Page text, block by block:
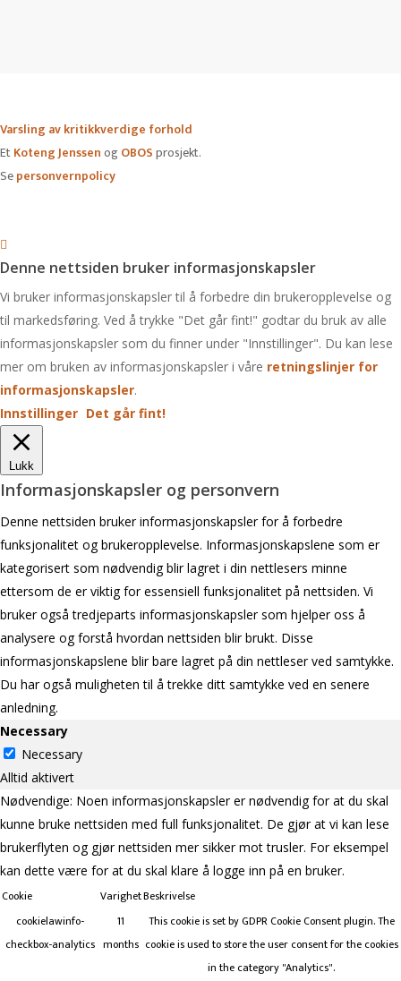
Varsling av kritikkverdige forhold
EtKoteng JenssenogOBOSprosjekt.
Sepersonvernpolicy
Denne nettsiden bruker informasjonskapsler
Vi bruker informasjonskapsler til å forbedre din brukeropplevelse og
til markedsføring. Ved å trykke "Det går fint!" godtar du bruk av alle
informasjonskapsler som du finner under "Innstillinger". Du kan lese
mer om bruken av informasjonskapsler i våre retningslinjer for
informasjonskapsler.
Innstillinger Det går fint!
Lukk
Informasjonskapsler og personvern
Denne nettsiden bruker informasjonskapsler for å forbedre
funksjonalitet og brukeropplevelse. Informasjonskapslene som er
kategorisert som nødvendig blir lagret i din nettlesers minne
ettersom de er viktig for essensiell funksjonalitet på nettsiden. Vi
bruker også tredjeparts informasjonskapsler som hjelper oss å
analysere og forstå hvordan nettsiden blir brukt. Disse
informasjonskapslene blir bare lagret på din nettleser ved samtykke.
Du har også muligheten til å trekke ditt samtykke ved en senere
anledning.
Necessary
Necessary
Alltid aktivert
Nødvendige: Noen informasjonskapsler er nødvendig for at du skal
kunne bruke nettsiden med full funksjonalitet. De gjør at vi kan lese
brukerflyten og gjør nettsiden mer sikker mot trusler. For eksempel
kan dette være for at du skal klare å logge inn på en bruker.
Cookie VarighetBeskrivelse
cookielawinfo-
checkbox-analytics
11
months
This cookie is set by GDPR Cookie Consent plugin. The
cookie is used to store the user consent for the cookies
in the category "Analytics".